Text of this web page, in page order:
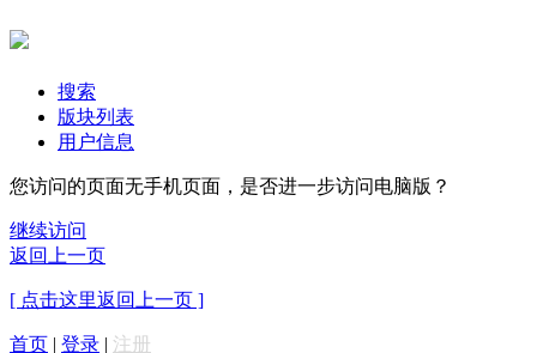
搜索
版块列表
用户信息
您访问的页面无手机页面，是否进一步访问电脑版？
继续访问
返回上一页
[ 点击这里返回上一页 ]
首页 | 登录 | 注册